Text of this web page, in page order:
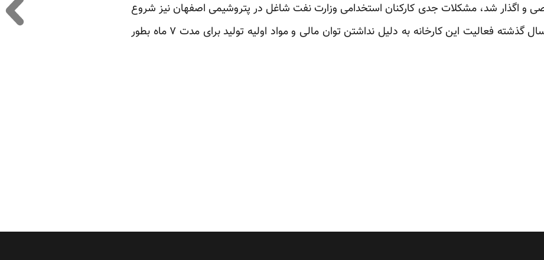
اگذار شد، مشکلات جدی کارکنان استخدامی وزارت نفت شاغل در پتروشیمی اصفهان نیز شروع
شد. به طوری که در تیر ماه سال گذشته فعالیت این کارخانه به دلیل نداشتن توان مالی و مواد اولیه تولید برای مدت ۷ ماه بطور